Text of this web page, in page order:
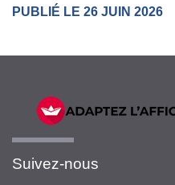
PUBLIÉ LE 26 JUIN 2026
Suivez-nous